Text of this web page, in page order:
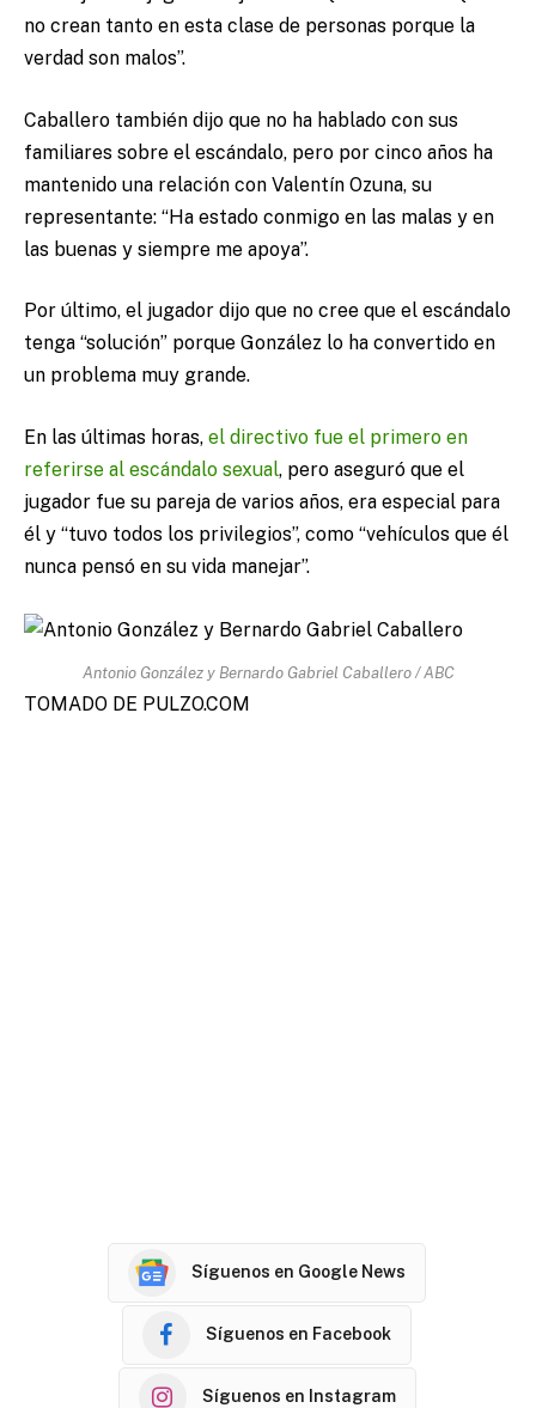
no crean tanto en esta clase de personas porque la
verdad son malos”.
Caballero también dijo que no ha hablado con sus
familiares sobre el escándalo, pero por cinco años ha
mantenido una relación con Valentín Ozuna, su
representante: “Ha estado conmigo en las malas y en
las buenas y siempre me apoya”.
Por último, el jugador dijo que no cree que el escándalo
tenga “solución” porque González lo ha convertido en
un problema muy grande.
En las últimas horas, el directivo fue el primero en
referirse al escándalo sexual, pero aseguró que el
jugador fue su pareja de varios años, era especial para
él y “tuvo todos los privilegios”, como “vehículos que él
nunca pensó en su vida manejar”.
Antonio González y Bernardo Gabriel Caballero / ABC
TOMADO DE PULZO.COM
Síguenos en Google News
Síguenos en Facebook
Síguenos en Instagram